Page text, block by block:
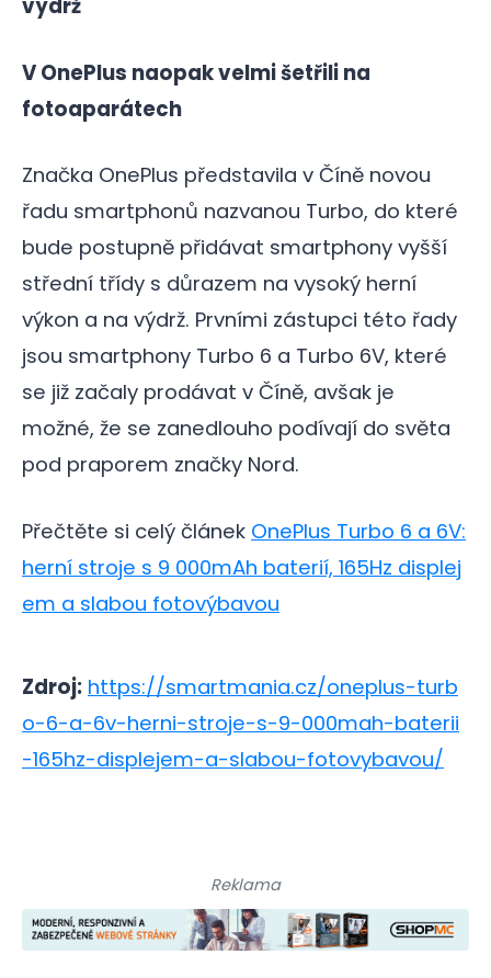
výdrž
V OnePlus naopak velmi šetřili na
fotoaparátech
Značka OnePlus představila v Číně novou
řadu smartphonů nazvanou Turbo, do které
bude postupně přidávat smartphony vyšší
střední třídy s důrazem na vysoký herní
výkon a na výdrž. Prvními zástupci této řady
jsou smartphony Turbo 6 a Turbo 6V, které
se již začaly prodávat v Číně, avšak je
možné, že se zanedlouho podívají do světa
pod praporem značky Nord.
Přečtěte si celý článek OnePlus Turbo 6 a 6V:
herní stroje s 9 000mAh baterií, 165Hz displej
em a slabou fotovýbavou
Zdroj: https://smartmania.cz/oneplus-turb
o-6-a-6v-herni-stroje-s-9-000mah-baterii
-165hz-displejem-a-slabou-fotovybavou/
Reklama